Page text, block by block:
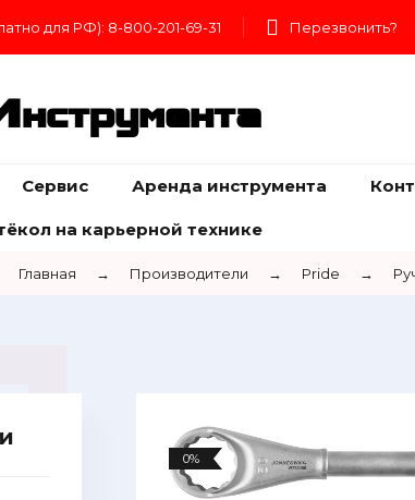
для РФ): 8-800-201-69-31 Перезвонить?
Сервис Аренда инструмента
на карьерной технике
Главная → Производители → Pride →
0%